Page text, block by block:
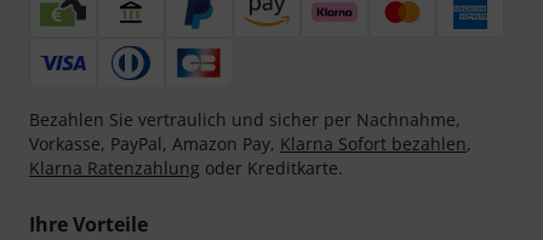
Bezahlen Sie vertraulich und sicher per Nachnahme,
Vorkasse, PayPal, Amazon Pay, Klarna Sofort bezahlen,
Klarna Ratenzahlung oder Kreditkarte.
Ihre Vorteile